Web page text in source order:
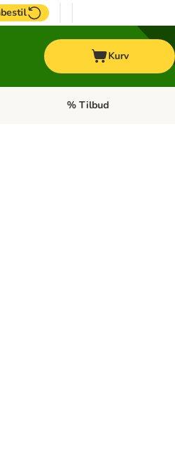
Kurv
menu: DiætfoderÅben kategori menu:
% Tilbud